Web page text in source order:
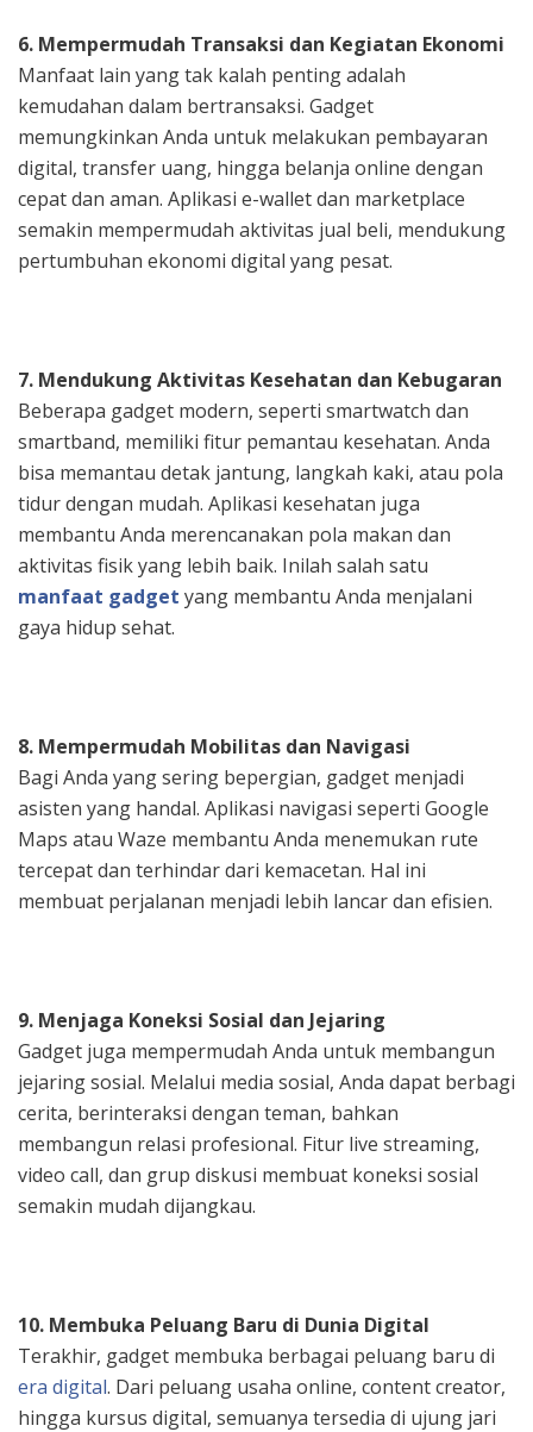
6. Mempermudah Transaksi dan Kegiatan Ekonomi
Manfaat lain yang tak kalah penting adalah
kemudahan dalam bertransaksi. Gadget
memungkinkan Anda untuk melakukan pembayaran
digital, transfer uang, hingga belanja online dengan
cepat dan aman. Aplikasi e-wallet dan marketplace
semakin mempermudah aktivitas jual beli, mendukung
pertumbuhan ekonomi digital yang pesat.
7. Mendukung Aktivitas Kesehatan dan Kebugaran
Beberapa gadget modern, seperti smartwatch dan
smartband, memiliki fitur pemantau kesehatan. Anda
bisa memantau detak jantung, langkah kaki, atau pola
tidur dengan mudah. Aplikasi kesehatan juga
membantu Anda merencanakan pola makan dan
aktivitas fisik yang lebih baik. Inilah salah satu
manfaat gadget yang membantu Anda menjalani
gaya hidup sehat.
8. Mempermudah Mobilitas dan Navigasi
Bagi Anda yang sering bepergian, gadget menjadi
asisten yang handal. Aplikasi navigasi seperti Google
Maps atau Waze membantu Anda menemukan rute
tercepat dan terhindar dari kemacetan. Hal ini
membuat perjalanan menjadi lebih lancar dan efisien.
9. Menjaga Koneksi Sosial dan Jejaring
Gadget juga mempermudah Anda untuk membangun
jejaring sosial. Melalui media sosial, Anda dapat berbagi
cerita, berinteraksi dengan teman, bahkan
membangun relasi profesional. Fitur live streaming,
video call, dan grup diskusi membuat koneksi sosial
semakin mudah dijangkau.
10. Membuka Peluang Baru di Dunia Digital
Terakhir, gadget membuka berbagai peluang baru di
era digital. Dari peluang usaha online, content creator,
hingga kursus digital, semuanya tersedia di ujung jari